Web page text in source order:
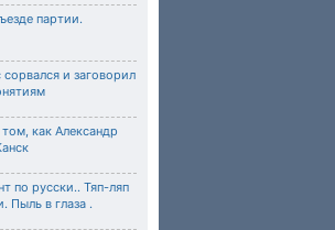
партии.
сорвался и заговорил
как Александр
по русски.. Тяп-ляп
Пыль в глаза .